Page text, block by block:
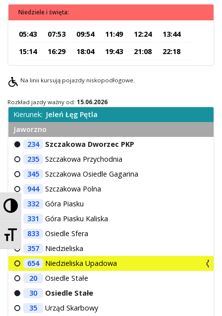
Przełącz wysoki kontrast
Zmień rozmiar czcionek
Niedziele i święta:
05:43 07:53 09:54 11:49 12:24
13:44
15:14
16:29 18:04 19:43 21:08 22:18
Na linii kursują pojazdy niskopodłogowe.
Rozkład jazdy ważny od: 15.06.2026
Kierunek: Jeleń Łęg Pętla
Jaworzno
234
Szczakowa Dworzec PKP
235
Szczakowa Przychodnia
345
Szczakowa Osiedle Gagarina
944
Szczakowa Polna
332
Góra Piasku
331
Góra Piasku Kaliska
833
Osiedle Sfera
357
Niedzieliska
654
Niedzieliska Upadowa
20
Osiedle Stałe
30
Osiedle Stałe
35
Urząd Skarbowy